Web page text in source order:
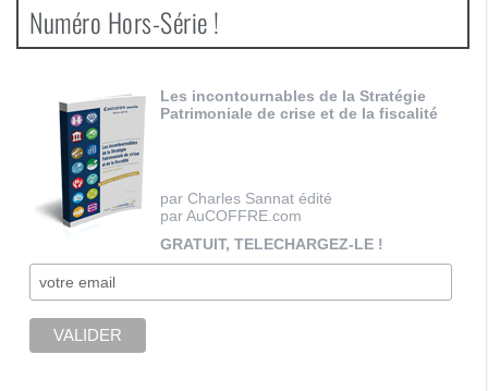
Numéro Hors-Série !
Les incontournables de la Stratégie
Patrimoniale de crise et de la fiscalité
par Charles Sannat édité
par AuCOFFRE.com
GRATUIT, TELECHARGEZ-LE !